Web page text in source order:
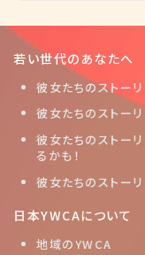
若い世代のあなたへ
彼女たちのストー
彼女たちのストー
彼女たちのストー
るかも！
彼女たちのストー
日本YWCAについて
地域のYWCA